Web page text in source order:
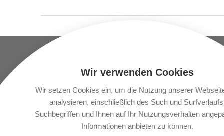
Wir verwenden Cookies
Wir setzen Cookies ein, um die Nutzung unserer
analysieren, einschließlich des Such und
Suchbegriffen und Ihnen auf Ihr Nutzungsverhalten
Informationen anbieten zu können.
Vlbg. Krankenhaus-
Betriebsgesellschaft.m.b.h.
Carinagasse 41
A-6800 Feldkirch
LKH